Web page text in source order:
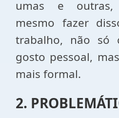
umas e
mesmo fazer
trabalho, não só
gosto pessoal,
mais formal.
2.